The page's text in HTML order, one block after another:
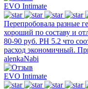
EVO Intimate
Перепробовала разные
хороший по составу и
80-90 руб. РН 5.2 что
расход экономичный.
alenkaNabi
EVO Intimate